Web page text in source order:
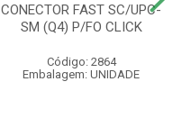
CONECTOR FAST SC/UPC-
SM (Q4) P/FO CLICK
Código: 2864
Embalagem: UNIDADE